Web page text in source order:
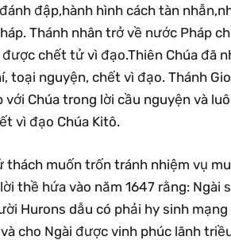
đập,hành hình cách tàn
Thánh nhân trở về nước Pháp
chết tử vì đạo.Thiên Chúa đã
toại nguyện, chết vì đạo. Thánh
Chúa trong lời cầu nguyện và
vì đạo Chúa Kitô.
thách muốn trốn tránh nhiệm vụ
thề hứa vào năm 1647 rằng: Ngài
Hurons dẫu có phải hy sinh mạng
cho Ngài được vinh phúc lãnh